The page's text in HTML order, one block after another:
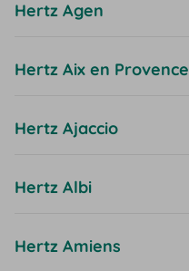
Hertz Agen
Hertz Aix en Provence
Hertz Ajaccio
Hertz Albi
Hertz Amiens